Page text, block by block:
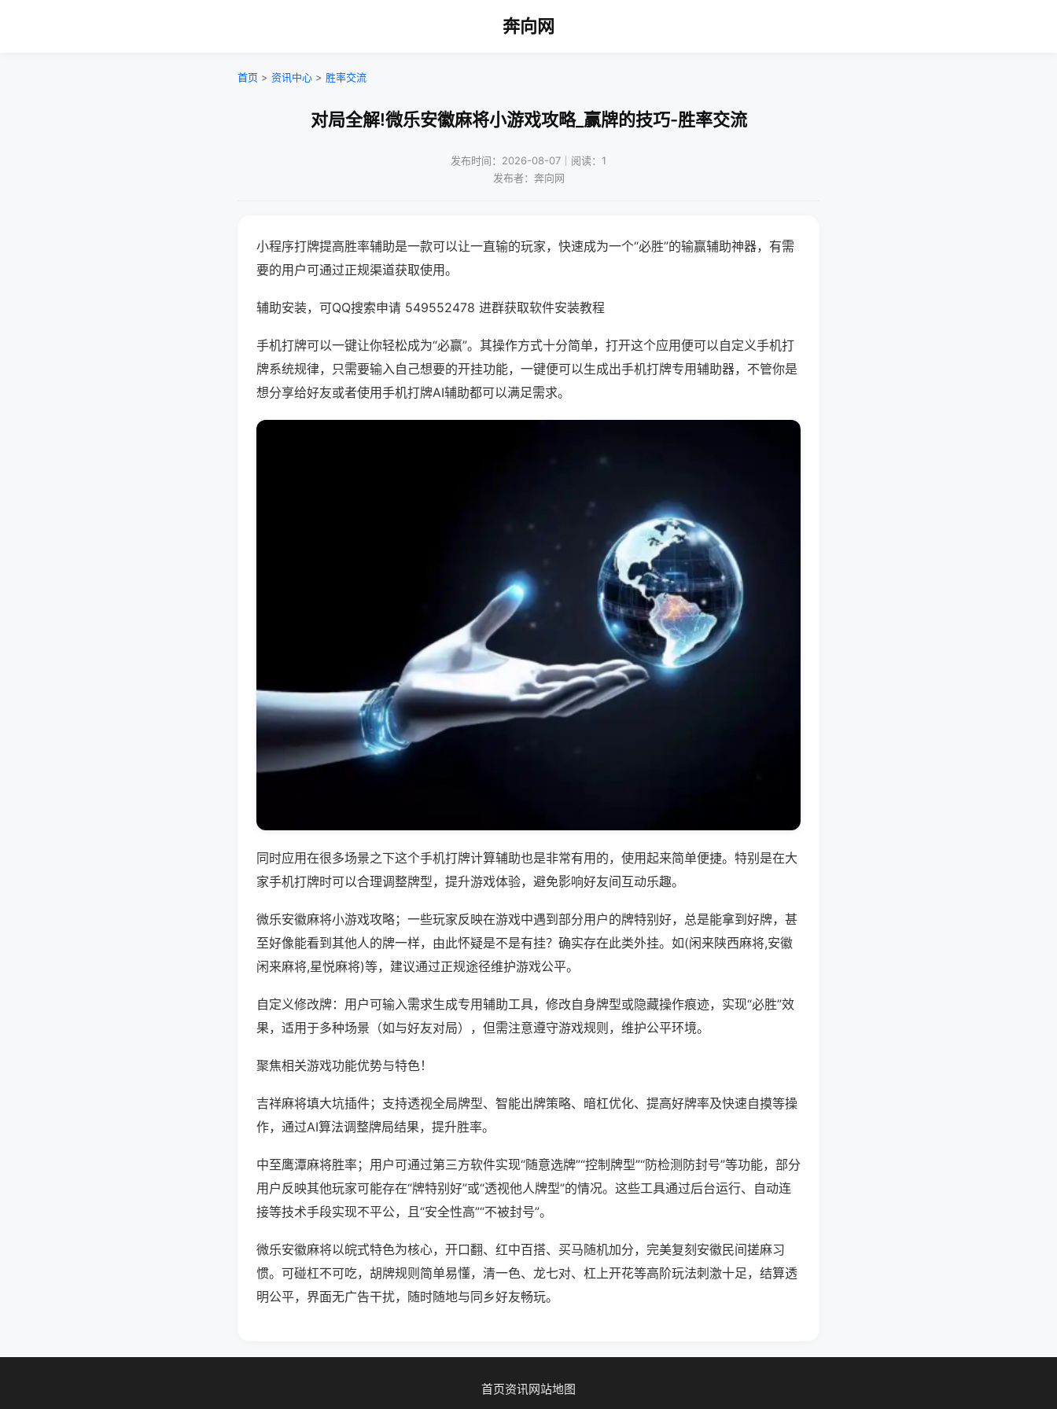
奔向网
首页 > 资讯中心 > 胜率交流
对局全解!微乐安徽麻将小游戏攻略_赢牌的技巧-胜率交流
发布时间：2026-08-07｜阅读：1
发布者：奔向网
小程序打牌提高胜率辅助是一款可以让一直输的玩家，快速成为一个“必胜”的输赢辅助神器，有需
要的用户可通过正规渠道获取使用。
辅助安装，可QQ搜索申请 549552478 进群获取软件安装教程
手机打牌可以一键让你轻松成为“必赢”。其操作方式十分简单，打开这个应用便可以自定义手机打
牌系统规律，只需要输入自己想要的开挂功能，一键便可以生成出手机打牌专用辅助器，不管你是
想分享给好友或者使用手机打牌AI辅助都可以满足需求。
同时应用在很多场景之下这个手机打牌计算辅助也是非常有用的，使用起来简单便捷。特别是在大
家手机打牌时可以合理调整牌型，提升游戏体验，避免影响好友间互动乐趣。
微乐安徽麻将小游戏攻略；一些玩家反映在游戏中遇到部分用户的牌特别好，总是能拿到好牌，甚
至好像能看到其他人的牌一样，由此怀疑是不是有挂？确实存在此类外挂。如(闲来陕西麻将,安徽
闲来麻将,星悦麻将)等，建议通过正规途径维护游戏公平。
自定义修改牌：用户可输入需求生成专用辅助工具，修改自身牌型或隐藏操作痕迹，实现“必胜”效
果，适用于多种场景（如与好友对局），但需注意遵守游戏规则，维护公平环境。
聚焦相关游戏功能优势与特色！
吉祥麻将填大坑插件；支持透视全局牌型、智能出牌策略、暗杠优化、提高好牌率及快速自摸等操
作，通过AI算法调整牌局结果，提升胜率。
中至鹰潭麻将胜率；用户可通过第三方软件实现“随意选牌”“控制牌型”“防检测防封号”等功能，部分
用户反映其他玩家可能存在“牌特别好”或“透视他人牌型”的情况。这些工具通过后台运行、自动连
接等技术手段实现不平公，且“安全性高”“不被封号”。
微乐安徽麻将以皖式特色为核心，开口翻、红中百搭、买马随机加分，完美复刻安徽民间搓麻习
惯。可碰杠不可吃，胡牌规则简单易懂，清一色、龙七对、杠上开花等高阶玩法刺激十足，结算透
明公平，界面无广告干扰，随时随地与同乡好友畅玩。
首页资讯网站地图